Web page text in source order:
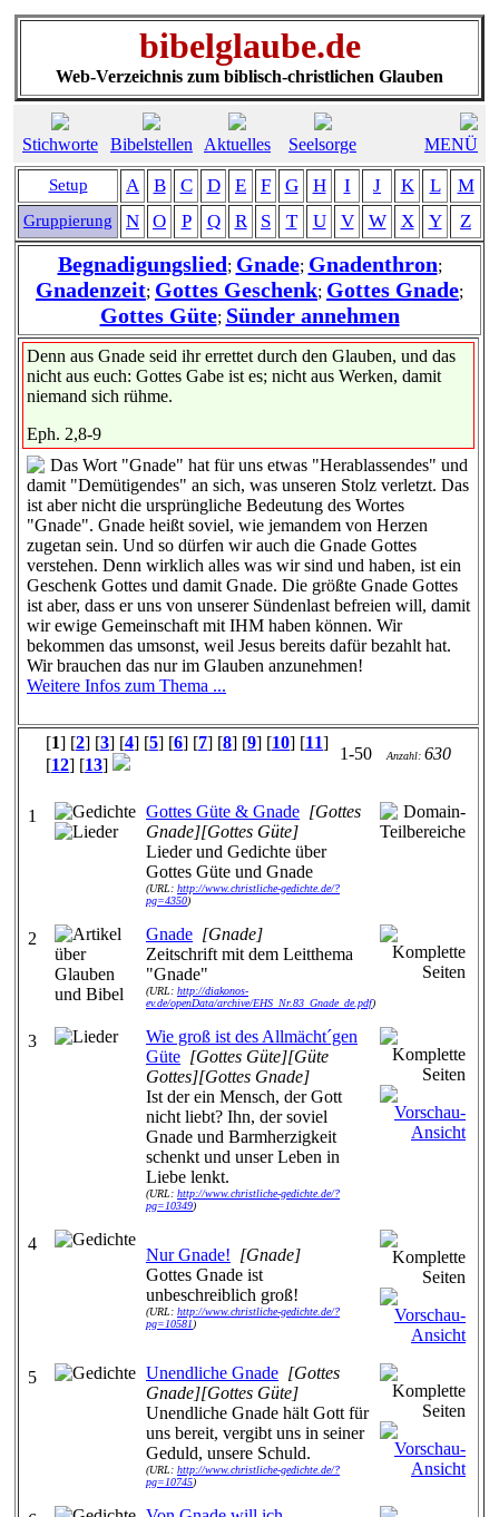
bibelglaube.de
Web-Verzeichnis zum biblisch-christlichen Glauben
Stichworte Bibelstellen Aktuelles Seelsorge MENÜ
Setup A B C D E F G H I J K L M
Gruppierung N O P Q R S T U V W X Y Z
Begnadigungslied; Gnade; Gnadenthron;
Gnadenzeit; Gottes Geschenk; Gottes Gnade;
Gottes Güte; Sünder annehmen
Denn aus Gnade seid ihr errettet durch den Glauben, und das
nicht aus euch: Gottes Gabe ist es; nicht aus Werken, damit
niemand sich rühme.
Eph. 2,8-9
Das Wort "Gnade" hat für uns etwas "Herablassendes" und
damit "Demütigendes" an sich, was unseren Stolz verletzt. Das
ist aber nicht die ursprüngliche Bedeutung des Wortes
"Gnade". Gnade heißt soviel, wie jemandem von Herzen
zugetan sein. Und so dürfen wir auch die Gnade Gottes
verstehen. Denn wirklich alles was wir sind und haben, ist ein
Geschenk Gottes und damit Gnade. Die größte Gnade Gottes
ist aber, dass er uns von unserer Sündenlast befreien will, damit
wir ewige Gemeinschaft mit IHM haben können. Wir
bekommen das umsonst, weil Jesus bereits dafür bezahlt hat.
Wir brauchen das nur im Glauben anzunehmen!
Weitere Infos zum Thema ...
[1] [2] [3] [4] [5] [6] [7] [8] [9] [10] [11]
[12] [13]
1-50 Anzahl: 630
1 Gottes Güte & Gnade [Gottes
Gnade][Gottes Güte]
Lieder und Gedichte über
Gottes Güte und Gnade
(URL: http://www.christliche-gedichte.de/?
pg=4350)
2 Gnade [Gnade]
Zeitschrift mit dem Leitthema
"Gnade"
(URL: http://diakonos-
ev.de/openData/archive/EHS_Nr.83_Gnade_de.pdf)
3
Wie groß ist des Allmächt´gen
Güte [Gottes Güte][Güte
Gottes][Gottes Gnade]
Ist der ein Mensch, der Gott
nicht liebt? Ihn, der soviel
Gnade und Barmherzigkeit
schenkt und unser Leben in
Liebe lenkt.
(URL: http://www.christliche-gedichte.de/?
pg=10349)
4
Nur Gnade! [Gnade]
Gottes Gnade ist
unbeschreiblich groß!
(URL: http://www.christliche-gedichte.de/?
pg=10581)
5 Unendliche Gnade [Gottes
Gnade][Gottes Güte]
Unendliche Gnade hält Gott für
uns bereit, vergibt uns in seiner
Geduld, unsere Schuld.
(URL: http://www.christliche-gedichte.de/?
pg=10745)